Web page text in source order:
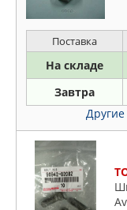
Поставка
На складе
Завтра